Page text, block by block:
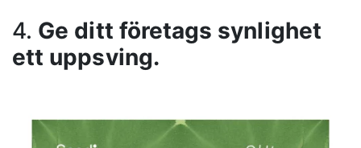
4. Ge ditt företags synlighet
ett uppsving.